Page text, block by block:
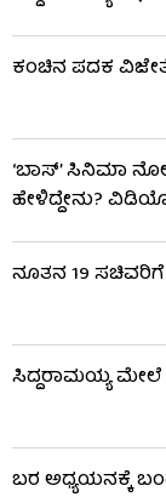
ಕಂಚಿನ ಪದಕ ವಿಜೇತೆ
‘ಬಾಸ್’ ಸಿನಿಮಾ
ಹೇಳಿದ್ದೇನು?
ನೂತನ 19
ಸಿದ್ದರಾಮಯ್ಯ
ಬರ ಅಧ್ಯಯನಕ್ಕೆ